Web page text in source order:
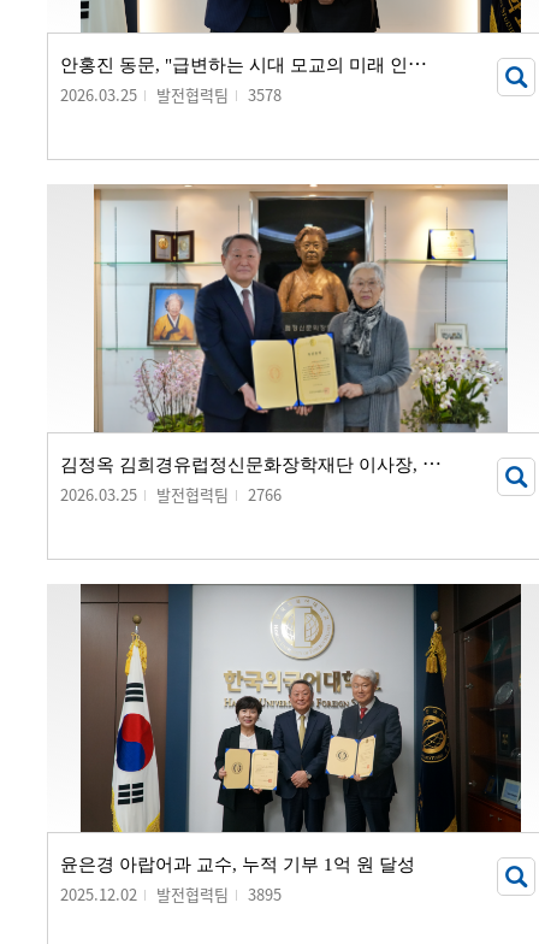
안
홍진 동문, "급변하는 시대 모교의 미래 인재 양성에 보탬되길"...
2026.03.25 발전협력팀 3578
김
정옥 김희경유럽정신문화장학재단 이사장, 발전기금 20억 원 기부
2026.03.25 발전협력팀 2766
윤은경 아랍어과 교수, 누적 기부 1억 원 달성
2025.12.02 발전협력팀 3895